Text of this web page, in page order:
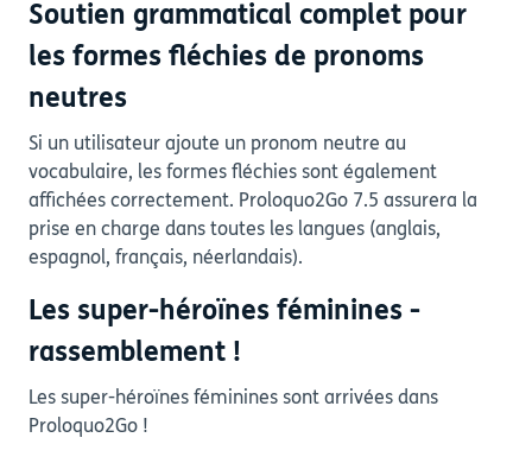
Soutien grammatical complet pour
les formes fléchies de pronoms
neutres
Si un utilisateur ajoute un pronom neutre au
vocabulaire, les formes fléchies sont également
affichées correctement. Proloquo2Go 7.5 assurera la
prise en charge dans toutes les langues (anglais,
espagnol, français, néerlandais).
Les super-héroïnes féminines -
rassemblement !
Les super-héroïnes féminines sont arrivées dans
Proloquo2Go !